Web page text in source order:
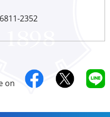
2352
on